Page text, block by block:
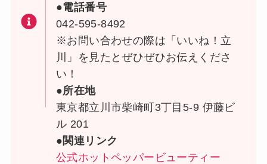
●電話番号
042-595-8492
※お問い合わせの際は「いいね！立
川」を見たとぜひぜひお伝えくださ
い！
●所在地
東京都立川市柴崎町3丁目5-9 伊藤ビ
ル 201
●関連リンク
公式ホットペッパービューティー